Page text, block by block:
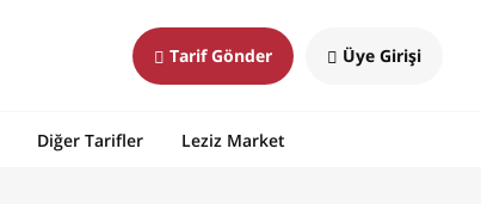
Tarif Gönder Üye Girişi
Diğer Tarifler Leziz Market